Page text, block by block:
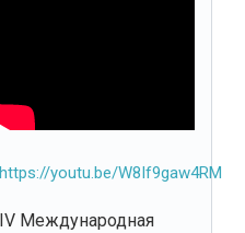
https://youtu.be/W8If9gaw4RM
IV Международная